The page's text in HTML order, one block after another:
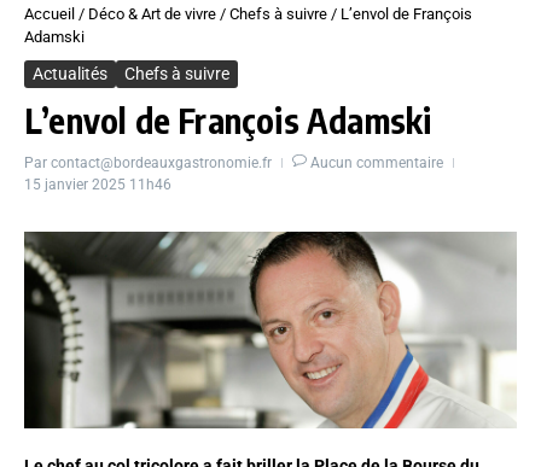
Accueil / Déco & Art de vivre / Chefs à suivre / L’envol de François
Adamski
Actualités Chefs à suivre
L’envol de François Adamski
Par contact@bordeauxgastronomie.fr
Aucun commentaire
15 janvier 2025 11h46